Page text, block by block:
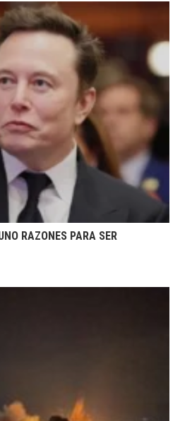
RAZONES PARA SER